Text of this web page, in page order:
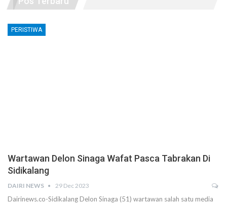
PERISTIWA
Wartawan Delon Sinaga Wafat Pasca Tabrakan Di
Sidikalang
DAIRI NEWS 29 Dec 2023
Dairinews.co-Sidikalang Delon Sinaga (51) wartawan salah satu media